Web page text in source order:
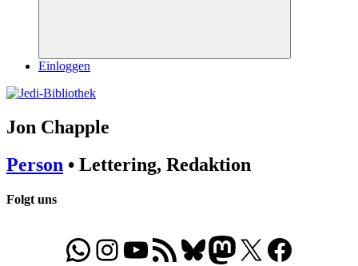
Suchen
Einloggen
Jon Chapple
Person • Lettering, Redaktion
Folgt uns
WhatsApp
Folgt uns auf Instagram
Besucht unseren YouTube-Kanal
RSS-FeedBluesky
Folgt uns auf Mastodon
X Folgt uns auf